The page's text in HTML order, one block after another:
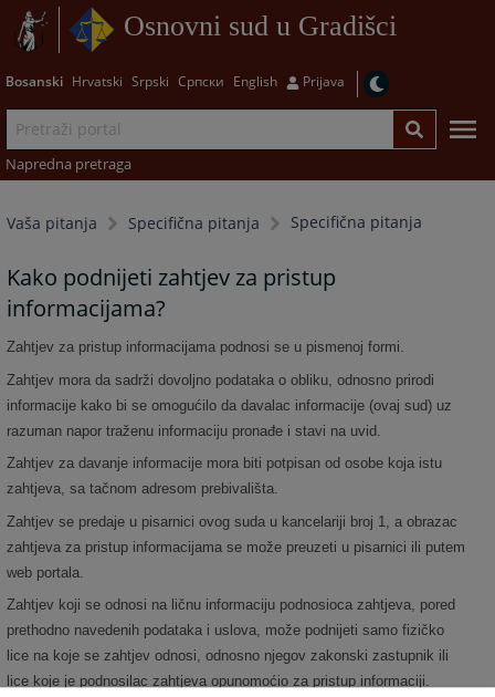
Osnovni sud u Gradišci
Bosanski Hrvatski Srpski Српски English Prijava
Napredna pretraga
Vaša pitanja Specifična pitanja Specifična pitanja
Kako podnijeti zahtjev za pristup
informacijama?
Zahtjev za pristup informacijama podnosi se u pismenoj formi.
Zahtjev mora da sadrži dovoljno podataka o obliku, odnosno prirodi
informacije kako bi se omogućilo da davalac informacije (ovaj sud) uz
razuman napor traženu informaciju pronađe i stavi na uvid.
Zahtjev za davanje informacije mora biti potpisan od osobe koja istu
zahtjeva, sa tačnom adresom prebivališta.
Zahtjev se predaje u pisarnici ovog suda u kancelariji broj 1, a obrazac
zahtjeva za pristup informacijama se može preuzeti u pisarnici ili putem
web portala.
Zahtjev koji se odnosi na ličnu informaciju podnosioca zahtjeva, pored
prethodno navedenih podataka i uslova, može podnijeti samo fizičko
lice na koje se zahtjev odnosi, odnosno njegov zakonski zastupnik ili
lice koje je podnosilac zahtjeva opunomoćio za pristup informaciji.